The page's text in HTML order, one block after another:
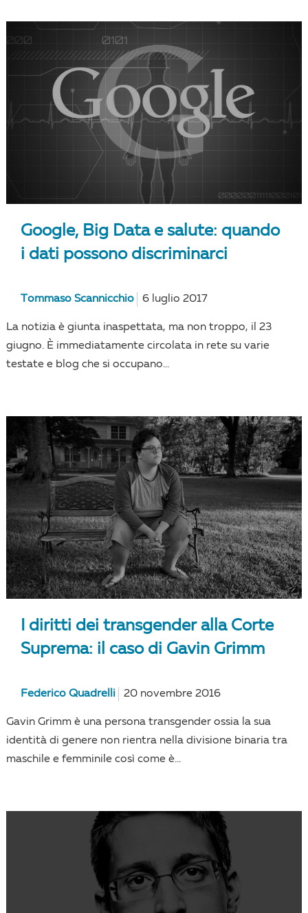
Google, Big Data e salute: quando
i dati possono discriminarci
Tommaso Scannicchio 6 luglio 2017
La notizia è giunta inaspettata, ma non troppo, il 23
giugno. È immediatamente circolata in rete su varie
testate e blog che si occupano...
I diritti dei transgender alla Corte
Suprema: il caso di Gavin Grimm
Federico Quadrelli 20 novembre 2016
Gavin Grimm è una persona transgender ossia la sua
identità di genere non rientra nella divisione binaria tra
maschile e femminile così come è...